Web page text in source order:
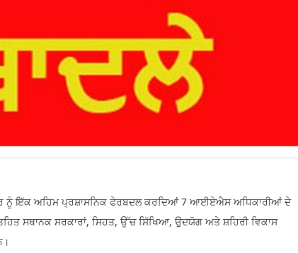
ਨੂੰ ਇੱਕ ਅਹਿਮ ਪ੍ਰਸ਼ਾਸਨਿਕ ਫੇਰਬਦਲ ਕਰਦਿਆਂ 7 ਆਈਏਐਸ ਅਧਿਕਾਰੀਆਂ ਦੇ
ਸਥਾਨਕ ਸਰਕਾਰਾਂ, ਸਿਹਤ, ਉੱਚ ਸਿੱਖਿਆ, ਉਦਯੋਗ ਅਤੇ ਸ਼ਹਿਰੀ ਵਿਕਾਸ